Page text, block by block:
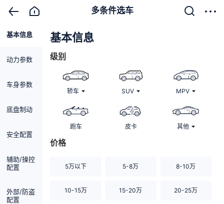
多条件选车
基本信息
动力参数
车身参数
底盘制动
安全配置
辅助/操控
配置
外部/防盗
配置
基本信息
级别
轿车 SUV MPV
跑车 皮卡 其他
价格
5万以下 5-8万 8-10万
10-15万 15-20万 20-25万